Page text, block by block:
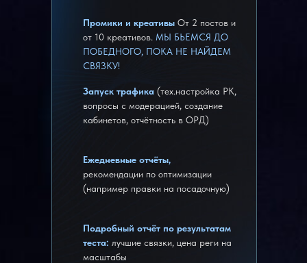
Промики и креативы От 2 постов и
от 10 креативов. МЫ БЬЕМСЯ ДО
ПОБЕДНОГО, ПОКА НЕ НАЙДЕМ
СВЯЗКУ!
Ежедневные отчёты,
рекомендации по оптимизации
(например правки на посадочную)
Подробный отчёт по результатам
теста: лучшие связки, цена реги на
масштабы
Запуск трафика (тех.настройка РК,
вопросы с модерацией, создание
кабинетов, отчётность в ОРД)